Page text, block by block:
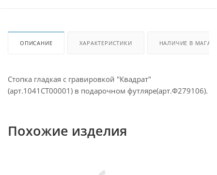
ОПИСАНИЕ ХАРАКТЕРИСТИКИ НАЛИЧИЕ В
Стопка гладкая с гравировкой "Квадрат"
(арт.1041СТ00001) в подарочном футляре(арт.Ф279106).
Похожие изделия